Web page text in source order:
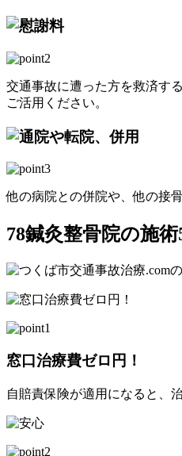
交通事故に遭った方を救済す
ご活用ください。
他の病院との併院や、他の接
78鍼灸整骨院の施
窓口治療費ゼロ円！
自賠責保険が適用になると、